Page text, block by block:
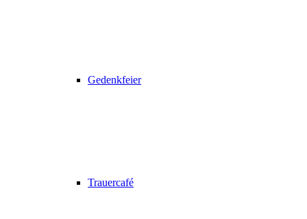
Gedenkfeier
Trauercafé